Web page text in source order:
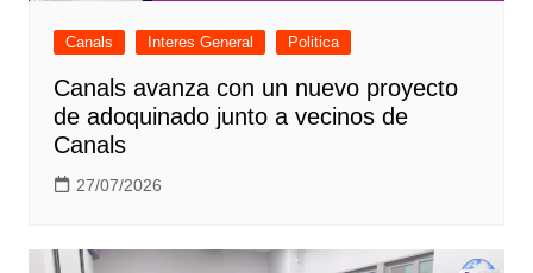
Canals Interes General Politica
Canals avanza con un nuevo proyecto
de adoquinado junto a vecinos de
Canals
27/07/2026